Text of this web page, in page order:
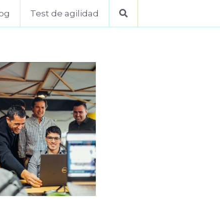
Test de agilidad